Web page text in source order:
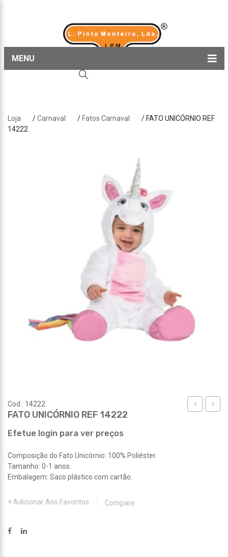
MENU
Sobre nós
Loja /Carnaval / Fatos Carnaval
/ FATO UNICÓRNIO REF
14222
Cod.: 14222
FATO UNICÓRNIO REF 14222
Efetue login para ver preços
Composição do Fato Unicórnio: 100% Poliéster.
Tamanho: 0-1 anos.
Embalagem: Saco plástico com cartão.
Adicionar Aos Favoritos Compare